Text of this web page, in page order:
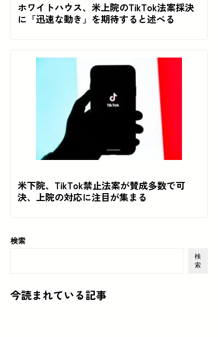
ホワイトハウス、米上院のTikTok法案採決
に「迅速な動き」を期待すると述べる
米下院、TikTok禁止法案が賛成多数で可
決、上院の対応に注目が集まる
検索
検
索
今読まれている記事